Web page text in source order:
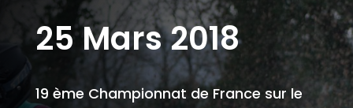
25 Mars 2018
19 ème Championnat de France sur le